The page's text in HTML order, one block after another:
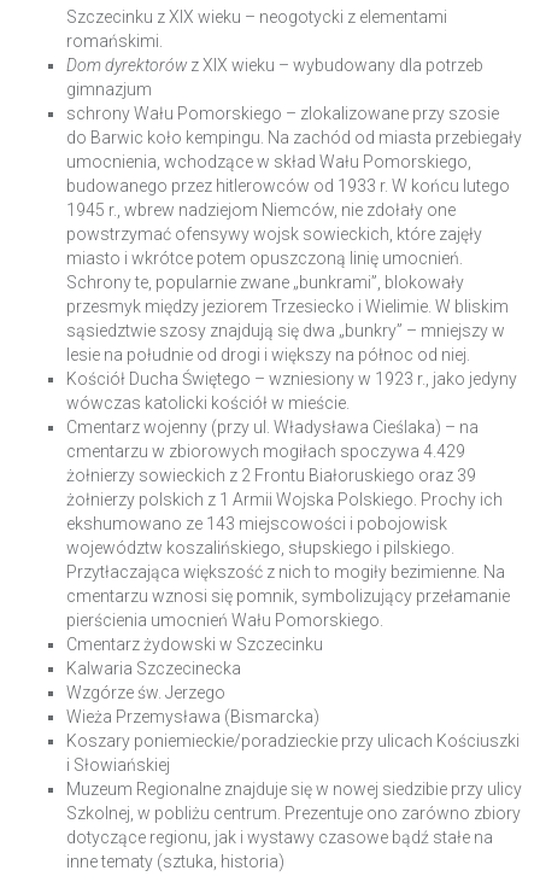
Szczecinku z XIX wieku – neogotycki z elementami
romańskimi.
Dom dyrektorów z XIX wieku – wybudowany dla potrzeb
gimnazjum
schrony Wału Pomorskiego – zlokalizowane przy szosie
do Barwic koło kempingu. Na zachód od miasta przebiegały
umocnienia, wchodzące w skład Wału Pomorskiego,
budowanego przez hitlerowców od 1933 r. W końcu lutego
1945 r., wbrew nadziejom Niemców, nie zdołały one
powstrzymać ofensywy wojsk sowieckich, które zajęły
miasto i wkrótce potem opuszczoną linię umocnień.
Schrony te, popularnie zwane „bunkrami”, blokowały
przesmyk między jeziorem Trzesiecko i Wielimie. W bliskim
sąsiedztwie szosy znajdują się dwa „bunkry” – mniejszy w
lesie na południe od drogi i większy na północ od niej.
Kościół Ducha Świętego – wzniesiony w 1923 r., jako jedyny
wówczas katolicki kościół w mieście.
Cmentarz wojenny (przy ul. Władysława Cieślaka) – na
cmentarzu w zbiorowych mogiłach spoczywa 4.429
żołnierzy sowieckich z 2 Frontu Białoruskiego oraz 39
żołnierzy polskich z 1 Armii Wojska Polskiego. Prochy ich
ekshumowano ze 143 miejscowości i pobojowisk
województw koszalińskiego, słupskiego i pilskiego.
Przytłaczająca większość z nich to mogiły bezimienne. Na
cmentarzu wznosi się pomnik, symbolizujący przełamanie
pierścienia umocnień Wału Pomorskiego.
Cmentarz żydowski w Szczecinku
Kalwaria Szczecinecka
Wzgórze św. Jerzego
Wieża Przemysława (Bismarcka)
Koszary poniemieckie/poradzieckie przy ulicach Kościuszki
i Słowiańskiej
Muzeum Regionalne znajduje się w nowej siedzibie przy ulicy
Szkolnej, w pobliżu centrum. Prezentuje ono zarówno zbiory
dotyczące regionu, jak i wystawy czasowe bądź stałe na
inne tematy (sztuka, historia)